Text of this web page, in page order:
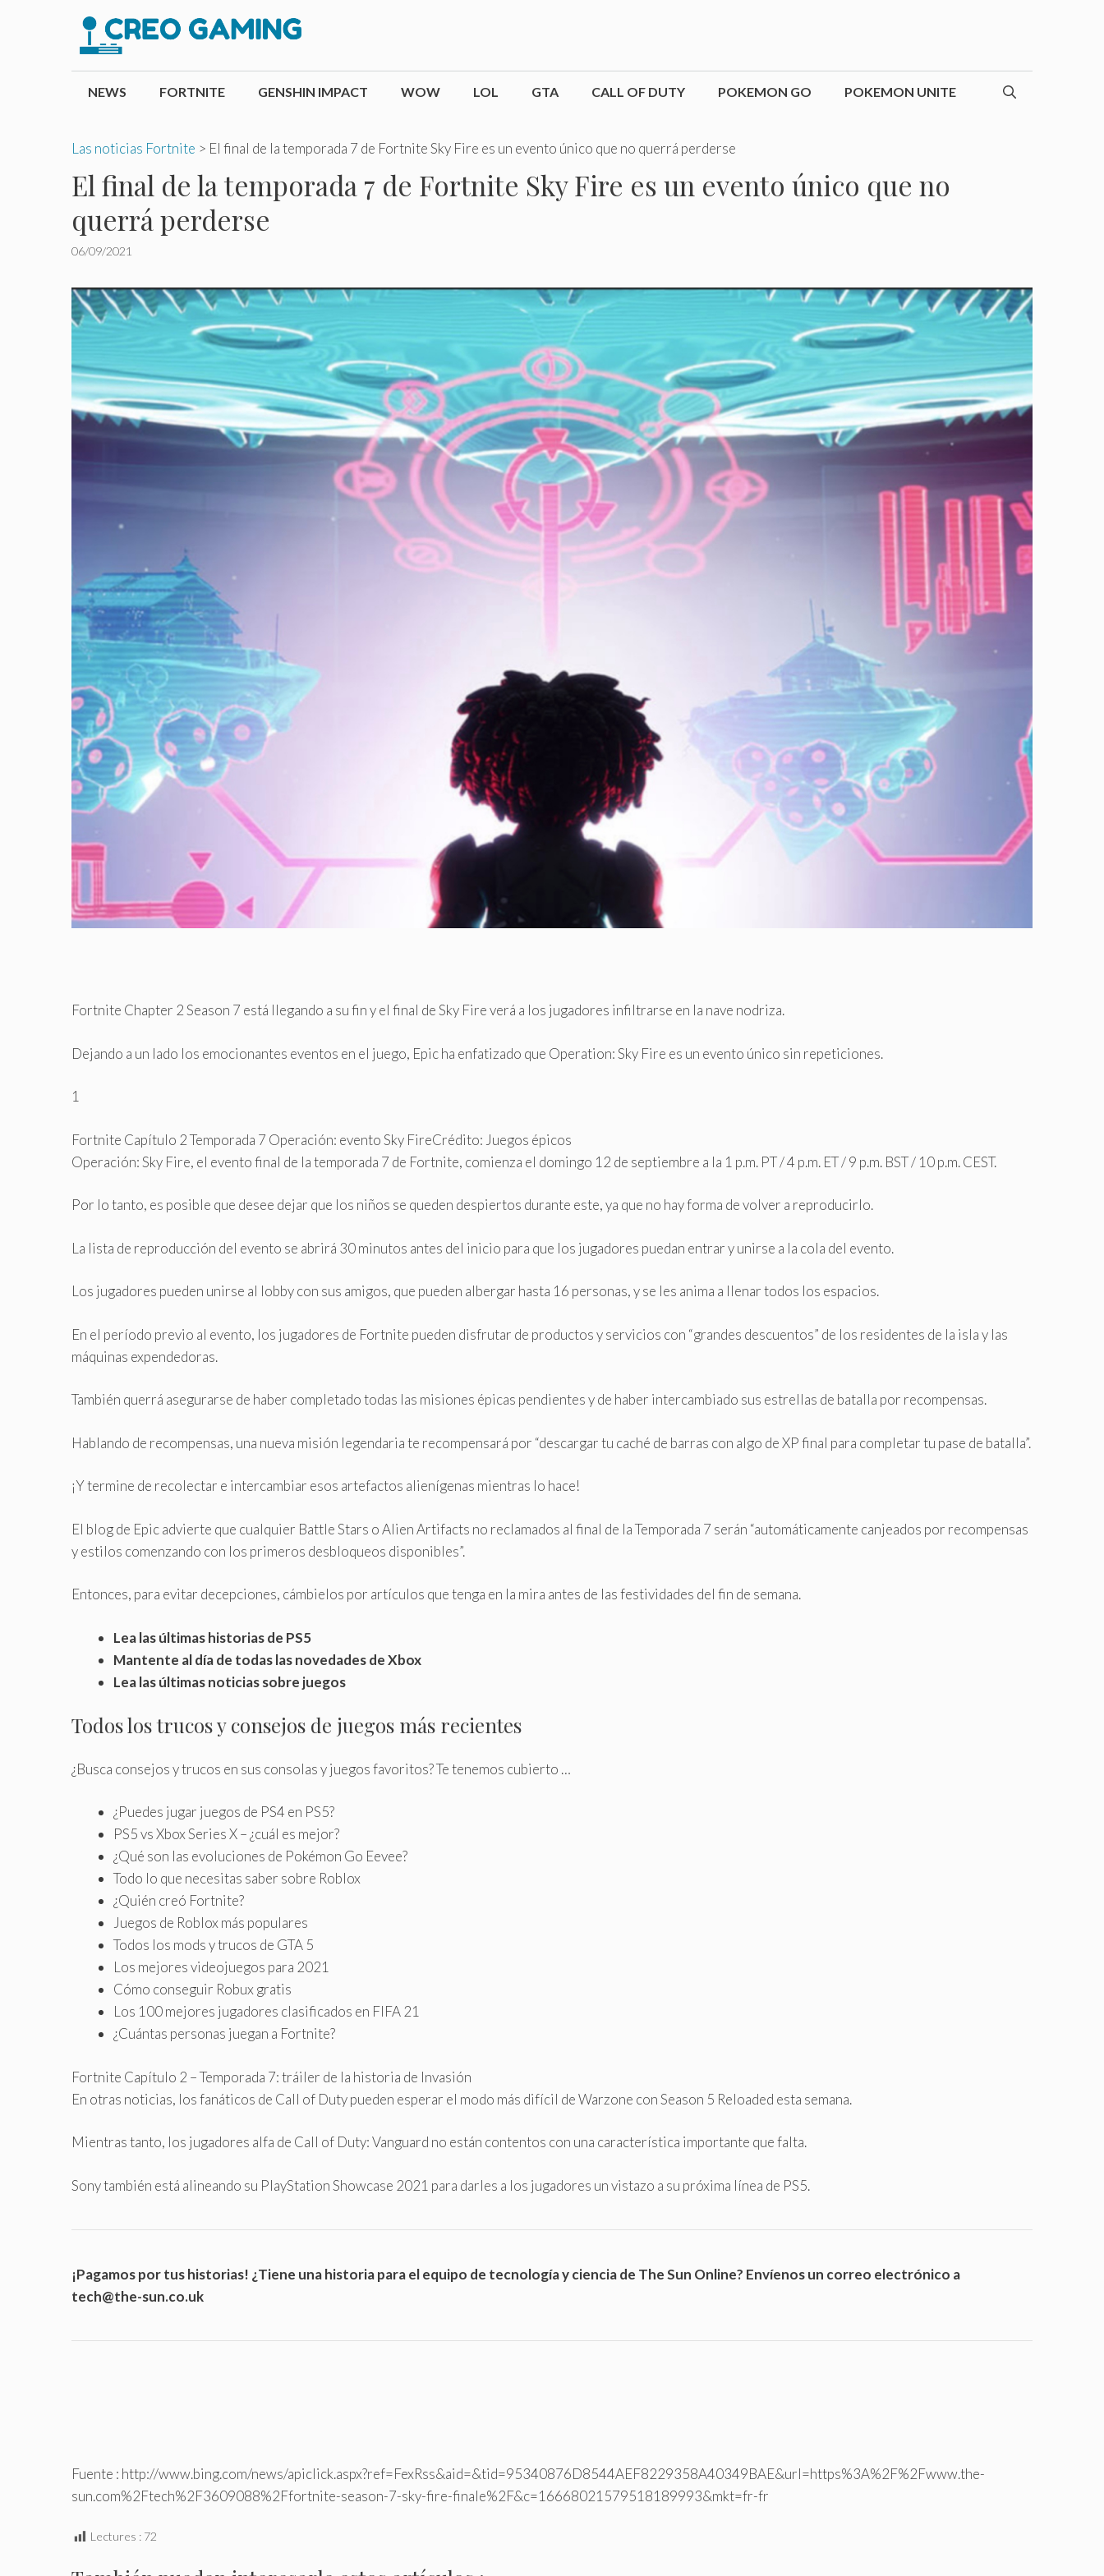
contenido
NEWS FORTNITE GENSHIN IMPACT WOW LOL GTA CALL OF DUTY POKEMON GO POKEMON UNITE
Las noticias Fortnite > El final de la temporada 7 de Fortnite Sky Fire es un evento único que no querrá perderse
El final de la temporada 7 de Fortnite Sky Fire es un evento único que no
querrá perderse
06/09/2021
Fortnite Chapter 2 Season 7 está llegando a su fin y el final de Sky Fire verá a los jugadores infiltrarse en la nave nodriza.
Dejando a un lado los emocionantes eventos en el juego, Epic ha enfatizado que Operation: Sky Fire es un evento único sin repeticiones.
1
Fortnite Capítulo 2 Temporada 7 Operación: evento Sky FireCrédito: Juegos épicos
Operación: Sky Fire, el evento final de la temporada 7 de Fortnite, comienza el domingo 12 de septiembre a la 1 p.m. PT / 4 p.m. ET / 9 p.m. BST / 10 p.m. CEST.
Por lo tanto, es posible que desee dejar que los niños se queden despiertos durante este, ya que no hay forma de volver a reproducirlo.
La lista de reproducción del evento se abrirá 30 minutos antes del inicio para que los jugadores puedan entrar y unirse a la cola del evento.
Los jugadores pueden unirse al lobby con sus amigos, que pueden albergar hasta 16 personas, y se les anima a llenar todos los espacios.
En el período previo al evento, los jugadores de Fortnite pueden disfrutar de productos y servicios con “grandes descuentos” de los residentes de la isla y las
máquinas expendedoras.
También querrá asegurarse de haber completado todas las misiones épicas pendientes y de haber intercambiado sus estrellas de batalla por recompensas.
Hablando de recompensas, una nueva misión legendaria te recompensará por “descargar tu caché de barras con algo de XP final para completar tu pase de batalla”.
¡Y termine de recolectar e intercambiar esos artefactos alienígenas mientras lo hace!
El blog de Epic advierte que cualquier Battle Stars o Alien Artifacts no reclamados al final de la Temporada 7 serán “automáticamente canjeados por recompensas
y estilos comenzando con los primeros desbloqueos disponibles”.
Entonces, para evitar decepciones, cámbielos por artículos que tenga en la mira antes de las festividades del fin de semana.
Lea las últimas historias de PS5
Mantente al día de todas las novedades de Xbox
Lea las últimas noticias sobre juegos
Todos los trucos y consejos de juegos más recientes
¿Busca consejos y trucos en sus consolas y juegos favoritos? Te tenemos cubierto …
¿Puedes jugar juegos de PS4 en PS5?
PS5 vs Xbox Series X – ¿cuál es mejor?
¿Qué son las evoluciones de Pokémon Go Eevee?
Todo lo que necesitas saber sobre Roblox
¿Quién creó Fortnite?
Juegos de Roblox más populares
Todos los mods y trucos de GTA 5
Los mejores videojuegos para 2021
Cómo conseguir Robux gratis
Los 100 mejores jugadores clasificados en FIFA 21
¿Cuántas personas juegan a Fortnite?
Fortnite Capítulo 2 – Temporada 7: tráiler de la historia de Invasión
En otras noticias, los fanáticos de Call of Duty pueden esperar el modo más difícil de Warzone con Season 5 Reloaded esta semana.
Mientras tanto, los jugadores alfa de Call of Duty: Vanguard no están contentos con una característica importante que falta.
Sony también está alineando su PlayStation Showcase 2021 para darles a los jugadores un vistazo a su próxima línea de PS5.
¡Pagamos por tus historias! ¿Tiene una historia para el equipo de tecnología y ciencia de The Sun Online? Envíenos un correo electrónico a
tech@the-sun.co.uk
Fuente : http://www.bing.com/news/apiclick.aspx?ref=FexRss&aid=&tid=95340876D8544AEF8229358A40349BAE&url=https%3A%2F%2Fwww.the-
sun.com%2Ftech%2F3609088%2Ffortnite-season-7-sky-fire-finale%2F&c=16668021579518189993&mkt=fr-fr
Lectures : 72